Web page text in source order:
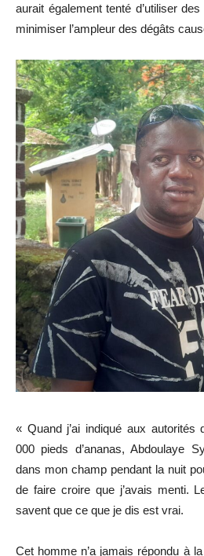
aurait également tenté d’utiliser
minimiser l’ampleur des dégâts
« Quand j’ai indiqué aux autorités
000 pieds d’ananas, Abdoulaye
dans mon champ pendant la nuit
de faire croire que j’avais menti.
savent que ce que je dis est vrai.
Cet homme n’a jamais répondu à